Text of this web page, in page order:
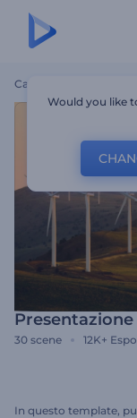
Casa
30 scene 12K+
In questo template,
Would you like